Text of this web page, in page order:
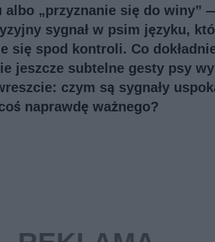
„przyznanie się do winy”
sygnał w psim języku,
się spod kontroli. Co
jeszcze subtelne gesty psy
czym są sygnały
naprawdę ważnego?